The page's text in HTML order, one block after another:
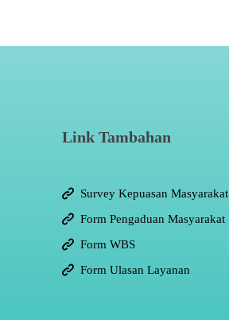
Link Tambahan
Survey Kepuasan Masyarakat
Form Pengaduan Masyarakat
Form WBS
Form Ulasan Layanan